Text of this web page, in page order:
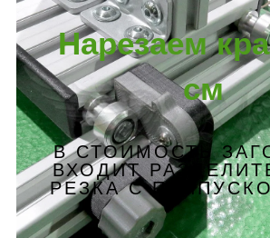
Нарезаем
см
В СТОИМОСТЬ
ВХОДИТ
РЕЗКА С